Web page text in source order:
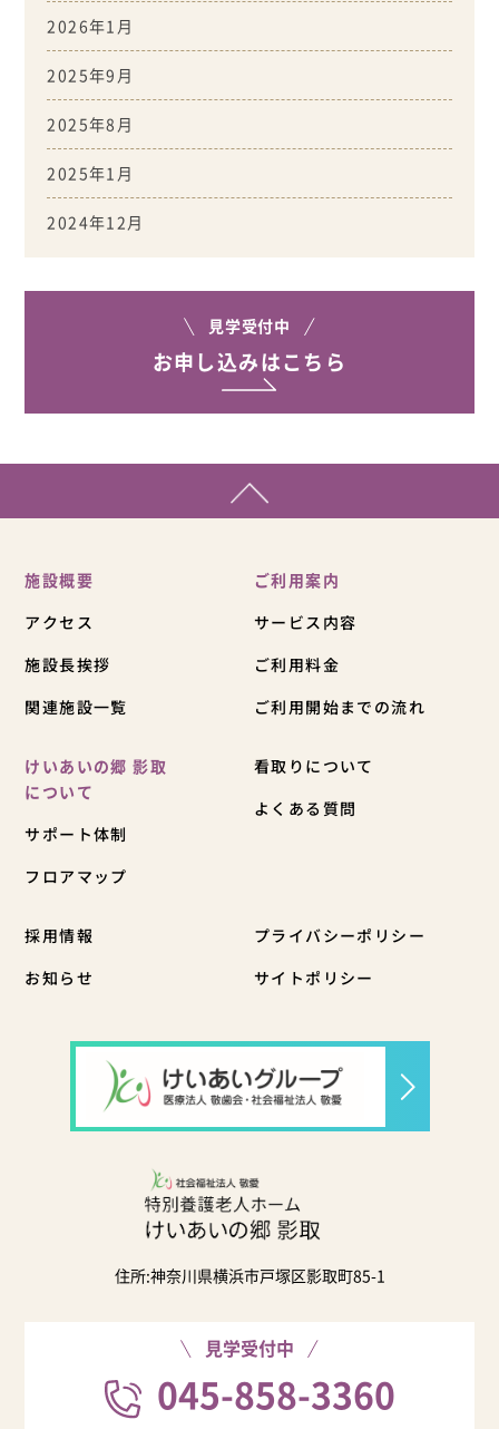
2026年1月
2025年9月
2025年8月
2025年1月
2024年12月
見学受付中
お申し込みはこちら
施設概要
アクセス
施設長挨拶
関連施設一覧
ご利用案内
サービス内容
ご利用料金
ご利用開始までの流れ
けいあいの郷 影取
について
サポート体制
フロアマップ
看取りについて
よくある質問
採用情報
お知らせ
プライバシーポリシー
サイトポリシー
住所:神奈川県横浜市戸塚区影取町85-1
見学受付中
045-858-3360